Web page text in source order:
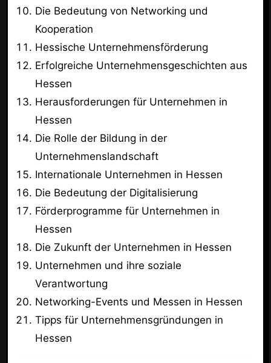
Die Bedeutung von Networking und
Kooperation
Hessische Unternehmensförderung
Erfolgreiche Unternehmensgeschichten aus
Hessen
Herausforderungen für Unternehmen in
Hessen
Die Rolle der Bildung in der
Unternehmenslandschaft
Internationale Unternehmen in Hessen
Die Bedeutung der Digitalisierung
Förderprogramme für Unternehmen in
Hessen
Die Zukunft der Unternehmen in Hessen
Unternehmen und ihre soziale
Verantwortung
Networking-Events und Messen in Hessen
Tipps für Unternehmensgründungen in
Hessen